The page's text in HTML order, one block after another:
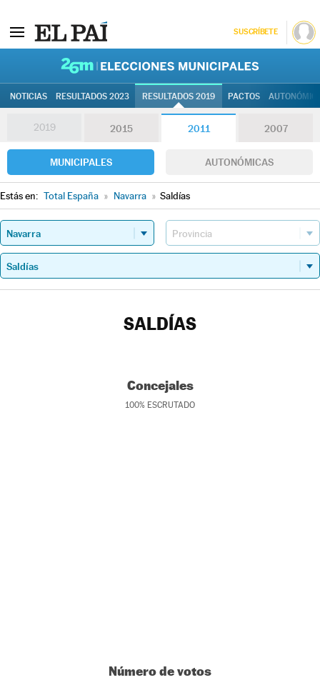
SUSCRÍBETE
NOTICIAS RESULTADOS 2023 RESULTADOS 2019 PACTOS
2019 2015 2011 2007
MUNICIPALES AUTONÓMICAS
Estás en: Total España » Navarra » Saldías
SALDÍAS
Concejales
100% ESCRUTADO
Número de votos